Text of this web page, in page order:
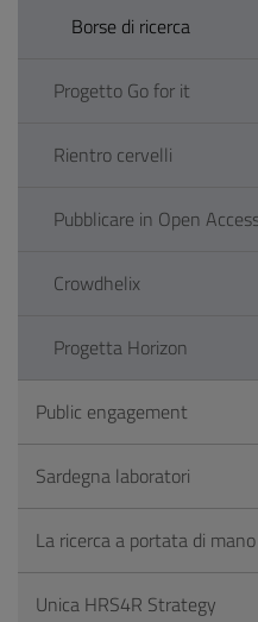
Borse di ricerca
Progetto Go for it
Rientro cervelli
Pubblicare in Open
Crowdhelix
Progetta Horizon
Public engagement
Sardegna laboratori
La ricerca a portata di mano
Unica HRS4R Strategy